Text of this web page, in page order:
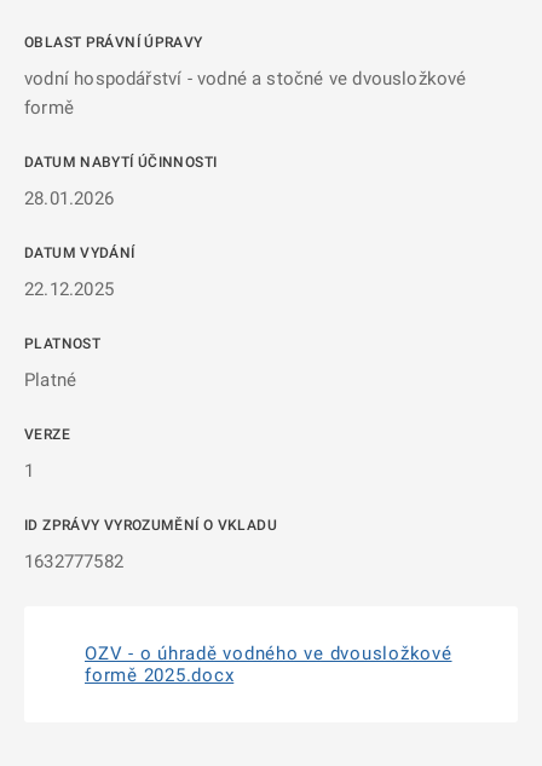
OBLAST PRÁVNÍ ÚPRAVY
vodní hospodářství - vodné a stočné ve dvousložkové
formě
DATUM NABYTÍ ÚČINNOSTI
28.01.2026
DATUM VYDÁNÍ
22.12.2025
PLATNOST
Platné
VERZE
1
ID ZPRÁVY VYROZUMĚNÍ O VKLADU
1632777582
OZV - o úhradě vodného ve dvousložkové
formě 2025.docx